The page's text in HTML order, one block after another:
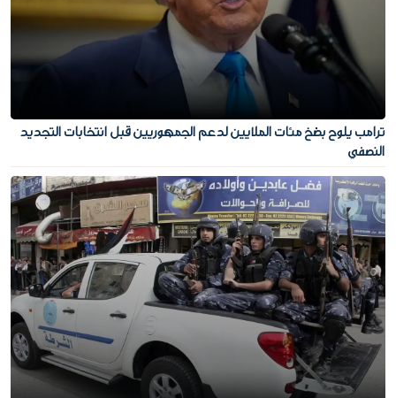
ترامب يلوح بضخ مئات الملايين لدعم الجمهوريين قبل انتخابات التجديد
النصفي